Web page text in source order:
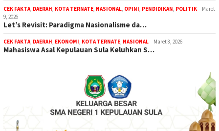
CEK FAKTA, DAERAH, KOTA TERNATE, NASIONAL, OPINI, PENDIDIKAN, POLITIK
Maret
9, 2026
Let’s Revisit: Paradigma Nasionalisme da…
CEK FAKTA, DAERAH, EKONOMI, KOTA TERNATE, NASIONAL Maret 8, 2026
Mahasiswa Asal Kepulauan Sula Keluhkan S…